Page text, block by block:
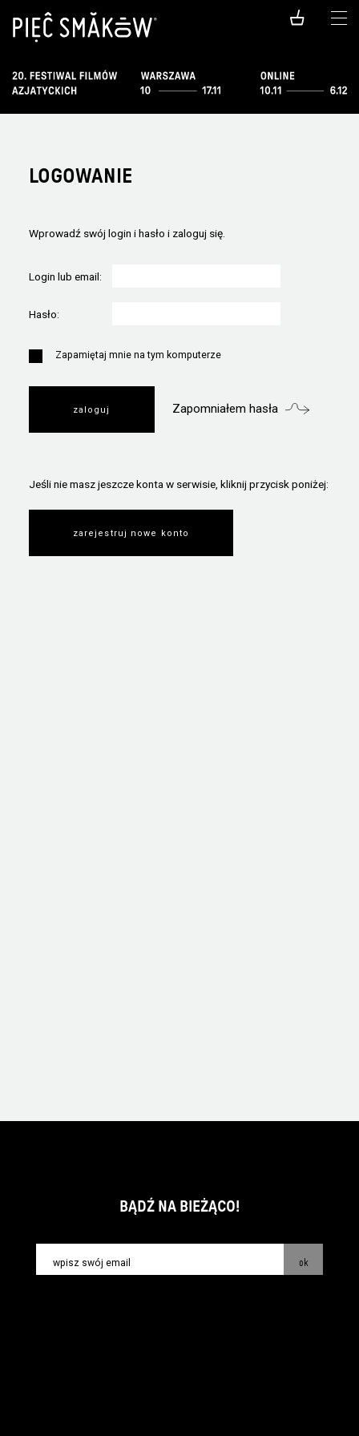
LOGOWANIE
Wprowadź swój login i hasło i zaloguj się.
Login lub email:
Hasło:
Zapamiętaj mnie na tym komputerze
Zapomniałem hasła
Jeśli nie masz jeszcze konta w serwisie, kliknij przycisk poniżej:
zarejestruj nowe konto
BĄDŹ NA BIEŻĄCO!
ok